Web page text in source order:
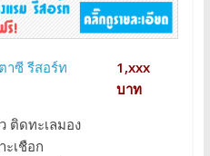
าซี รีสอร์ท
ติดทะเลมอง
ะเชือก
1,xxx
บาท